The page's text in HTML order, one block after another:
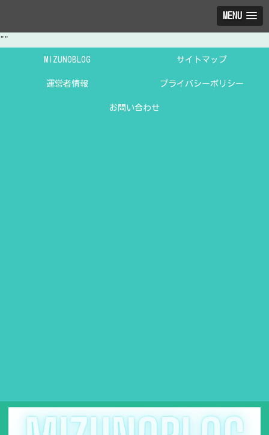
MENU
""
MIZUNOBLOG サイトマップ
運営者情報 プライバシーポリシー
お問い合わせ